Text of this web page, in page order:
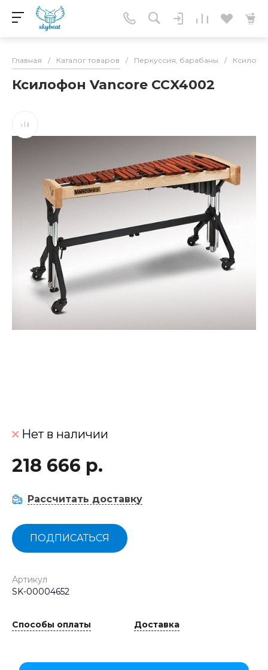
Главная / Каталог товаров / Перкуссия, барабаны /
Ксилофон Vancore CCX4002
Нет в наличии
218 666 р.
Рассчитать доставку
ПОДПИСАТЬСЯ
Артикул
SK-00004652
Способы оплаты Доставка